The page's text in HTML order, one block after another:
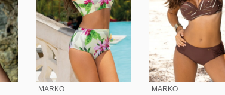
MARKO MARKO